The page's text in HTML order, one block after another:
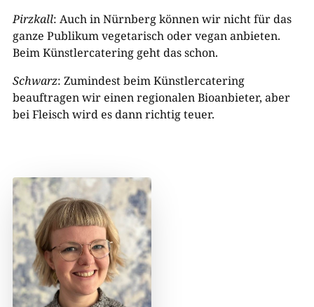
Pirzkall: Auch in Nürnberg können wir nicht für das
ganze Publikum vegetarisch oder vegan anbieten.
Beim Künstlercatering geht das schon.
Schwarz: Zumindest beim Künstlercatering
beauftragen wir einen regionalen Bioanbieter, aber
bei Fleisch wird es dann richtig teuer.